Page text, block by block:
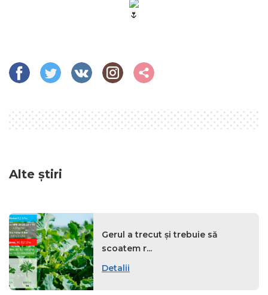
Alte știri
Gerul a trecut și trebuie să
scoatem r...
Detalii